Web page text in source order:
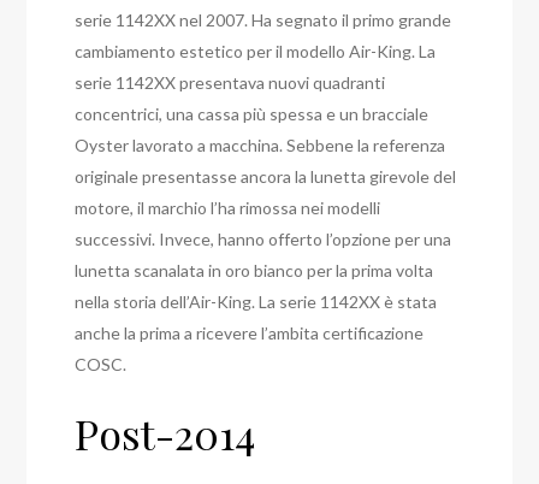
serie 1142XX nel 2007. Ha segnato il primo grande
cambiamento estetico per il modello Air-King. La
serie 1142XX presentava nuovi quadranti
concentrici, una cassa più spessa e un bracciale
Oyster lavorato a macchina. Sebbene la referenza
originale presentasse ancora la lunetta girevole del
motore, il marchio l’ha rimossa nei modelli
successivi. Invece, hanno offerto l’opzione per una
lunetta scanalata in oro bianco per la prima volta
nella storia dell’Air-King. La serie 1142XX è stata
anche la prima a ricevere l’ambita certificazione
COSC.
Post-2014